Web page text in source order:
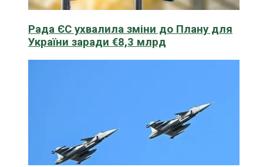
Рада ЄС ухвалила зміни до Плану для
України заради €8,3 млрд